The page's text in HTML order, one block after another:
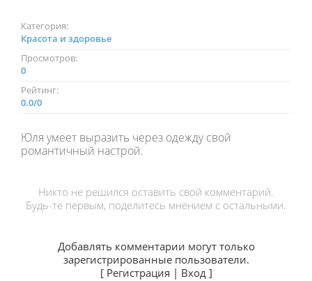
Категория:
Красота и здоровье
Просмотров:
0
Рейтинг:
0.0/0
Юля умеет выразить через одежду свой
романтичный настрой.
Никто не решился оставить свой комментарий.
Будь-те первым, поделитесь мнением с остальными.
Добавлять комментарии могут только
зарегистрированные пользователи.
[ Регистрация | Вход]